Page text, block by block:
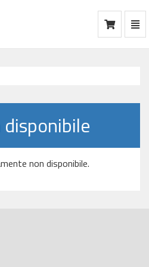
non disponibile.